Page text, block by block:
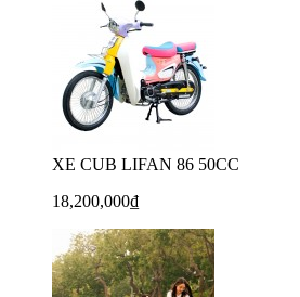
XE CUB LIFAN 86 50CC
18,200,000₫